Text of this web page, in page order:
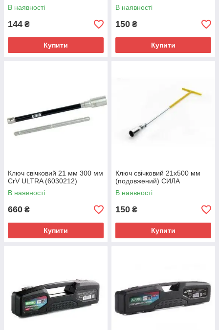
В наявності
144 ₴
Купити
В наявності
150 ₴
Купити
Ключ свічковий 21 мм 300 мм
CrV ULTRA (6030212)
В наявності
660 ₴
Купити
Ключ свічковий 21x500 мм
(подовжений) СИЛА
В наявності
150 ₴
Купити